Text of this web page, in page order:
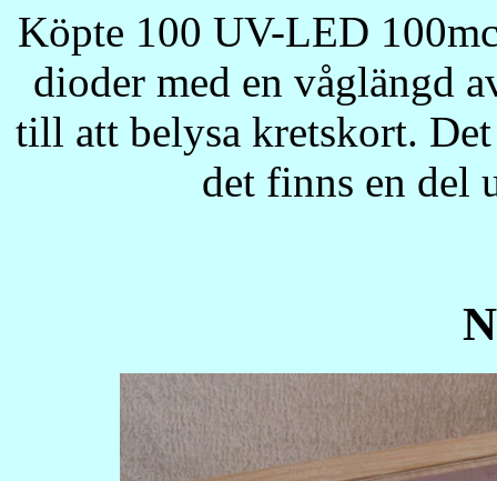
Köpte 100 UV-LED
dioder med en våglängd
till att belysa kretskort.
det finns en del